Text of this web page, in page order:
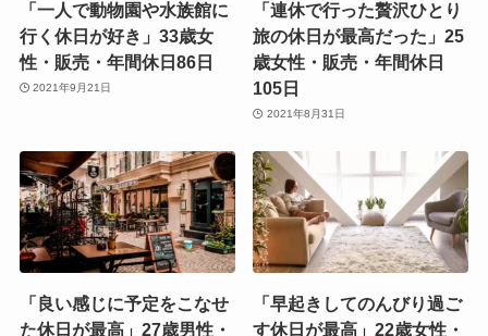
「一人で動物園や水族館に
行く休日が好き」33歳女
性・販売・年間休日86日
2021年9月21日
「連休で行った贅沢ひとり
旅の休日が最高だった」25
歳女性・販売・年間休日
105日
2021年8月31日
「良い感じに予定をこなせ
た休日が最高」27歳男性・
「早起きしてのんびり過ご
す休日が最高」22歳女性・